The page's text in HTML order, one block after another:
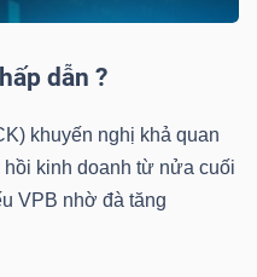
dẫn ?
khuyến nghị khả quan
kinh doanh từ nửa cuối
VPB nhờ đà tăng